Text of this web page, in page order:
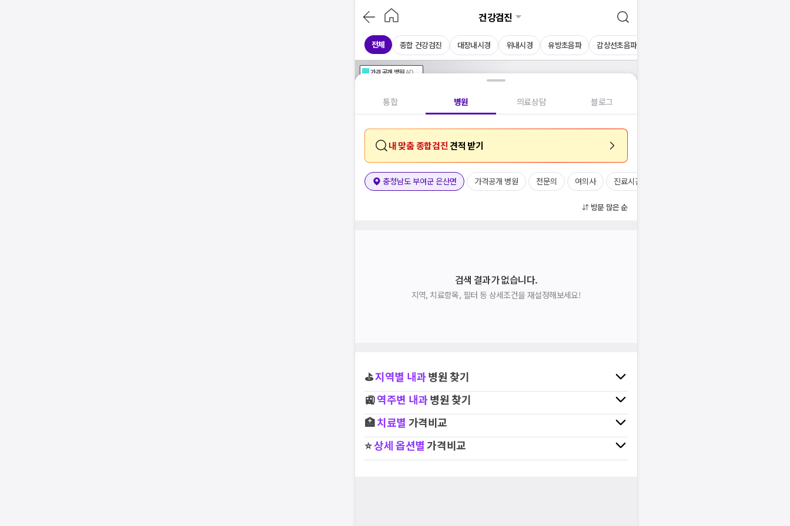
건강검진
전체 종합 건강검진 대장내시경 위내시경 유방초음파 갑상선초음파
가격공개 병원AD
통합 병원 의료상담 블로그
내 맞춤 종합검진 견적 받기
충청남도 부여군 은산면 가격공개 병원 전문의 여의사 진료시간
방문 많은 순
검색 결과가 없습니다.
지역, 치료항목, 필터 등 상세조건을 재설정해보세요!
⛳지역별 내과병원 찾기
🚉역주변 내과병원 찾기
🏥치료별 가격비교
⭐상세 옵션별가격비교